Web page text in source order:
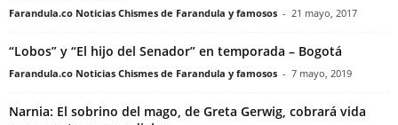
Farandula.co Noticias Chismes de Farandula y famosos - 21 mayo, 2017
“Lobos” y “El hijo del Senador” en temporada – Bogotá
Farandula.co Noticias Chismes de Farandula y famosos - 7 mayo, 2019
Narnia: El sobrino del mago, de Greta Gerwig, cobrará vida